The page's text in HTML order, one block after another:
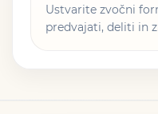
Ustvarite zvočni
predvajati, deliti in